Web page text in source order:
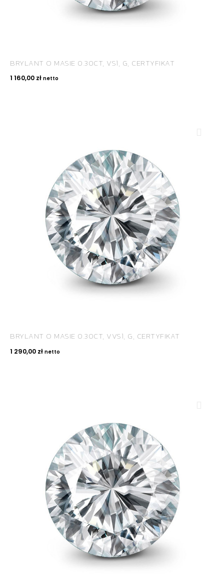
BRYLANT O MASIE 0.30CT, VS1, G, CERTYFIKAT
1 160,00 zł netto
BRYLANT O MASIE 0.30CT, VVS1, G, CERTYFIKAT
1 290,00 zł netto